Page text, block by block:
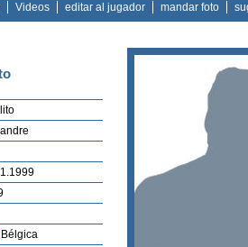
Videos editar al jugador mandar foto
Bélgica